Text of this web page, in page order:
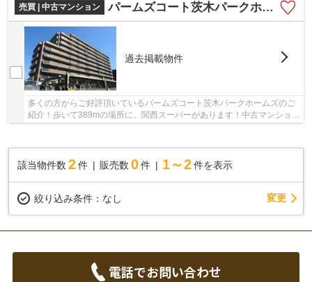
売買 | 中古マンション
パームズコート茨木パークホームズ
過去掲載物件
多くの方からご好評頂いているパームズコート茨木パークホームズのご
紹介！歩いて389mの場所に、関西スーパーがあります！中古マンション
該当物件数 2件 販売数 0 件 1～2 件を表示
絞り込み条件： なし 変更
電話でお問い合わせ